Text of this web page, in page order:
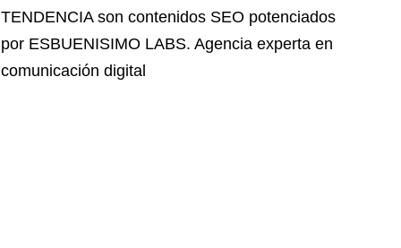
TENDENCIAson contenidos SEO potenciados
por ESBUENISIMO LABS. Agencia experta en
comunicación digital